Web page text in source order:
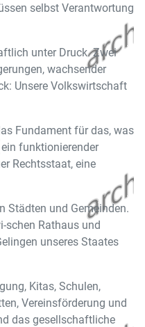
selbst Verantwortung
unter Druck. Zwei
wachsender
Unsere Volkswirtschaft
Fundament für das, was
funktionierender
Rechtsstaat, eine
Städten und Gemeinden.
schen Rathaus und
unseres Staates
Kitas, Schulen,
Vereinsförderung und
das gesellschaftliche